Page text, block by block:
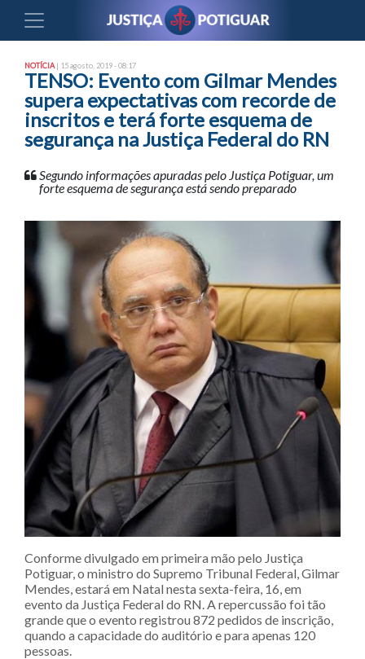
NOTÍCIA | 15 agosto, 2019 - 08:17
TENSO: Evento com Gilmar Mendes
supera expectativas com recorde de
inscritos e terá forte esquema de
segurança na Justiça Federal do RN
Segundo informações apuradas pelo Justiça Potiguar, um
forte esquema de segurança está sendo preparado
Conforme divulgado em primeira mão pelo Justiça
Potiguar, o ministro do Supremo Tribunal Federal, Gilmar
Mendes, estará em Natal nesta sexta-feira, 16, em
evento da Justiça Federal do RN. A repercussão foi tão
grande que o evento registrou 872 pedidos de inscrição,
quando a capacidade do auditório e para apenas 120
pessoas.